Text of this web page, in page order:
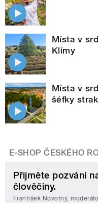
Místa v
Klímy
Místa v
šéfky
E-SHOP ČESKÉHO
Přijměte pozvání
člověčiny.
František Novotný,